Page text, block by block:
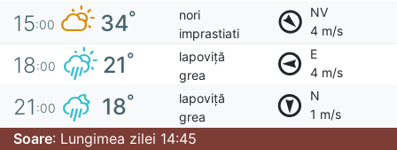
15:00 34°
nori
imprastiati
NV
4 m/s
18:00 21°
lapoviță
grea
E
4 m/s
21 :00 18°
lapoviță
grea
N
1 m/s
Soare: Lungimea zilei 14:45